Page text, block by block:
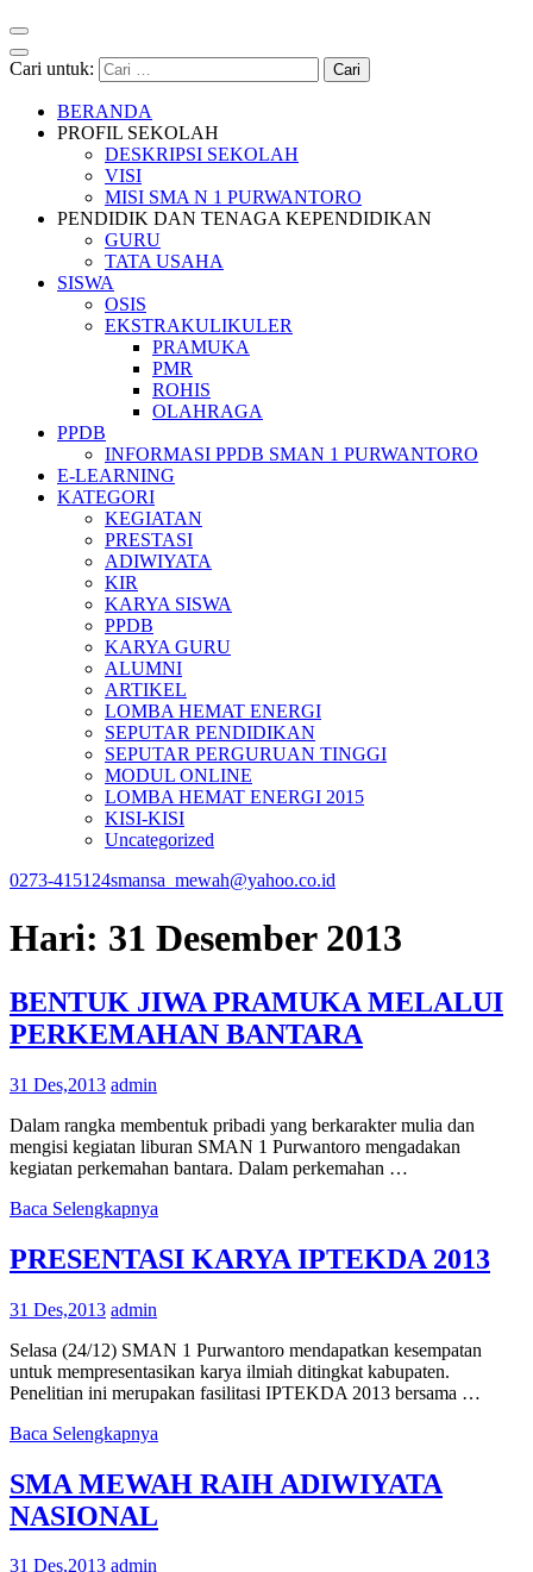
Cari untuk:
BERANDA
PROFIL SEKOLAH
DESKRIPSI SEKOLAH
VISI
MISI SMA N 1 PURWANTORO
PENDIDIK DAN TENAGA KEPENDIDIKAN
GURU
TATA USAHA
SISWA
OSIS
EKSTRAKULIKULER
PRAMUKA
PMR
ROHIS
OLAHRAGA
PPDB
INFORMASI PPDB SMAN 1 PURWANTORO
E-LEARNING
KATEGORI
KEGIATAN
PRESTASI
ADIWIYATA
KIR
KARYA SISWA
PPDB
KARYA GURU
ALUMNI
ARTIKEL
LOMBA HEMAT ENERGI
SEPUTAR PENDIDIKAN
SEPUTAR PERGURUAN TINGGI
MODUL ONLINE
LOMBA HEMAT ENERGI 2015
KISI-KISI
Uncategorized
0273-415124smansa_mewah@yahoo.co.id
Hari: 31 Desember 2013
BENTUK JIWA PRAMUKA MELALUI
PERKEMAHAN BANTARA
31 Des,2013 admin
Dalam rangka membentuk pribadi yang berkarakter mulia dan
mengisi kegiatan liburan SMAN 1 Purwantoro mengadakan
kegiatan perkemahan bantara. Dalam perkemahan …
Baca Selengkapnya
PRESENTASI KARYA IPTEKDA 2013
31 Des,2013 admin
Selasa (24/12) SMAN 1 Purwantoro mendapatkan kesempatan
untuk mempresentasikan karya ilmiah ditingkat kabupaten.
Penelitian ini merupakan fasilitasi IPTEKDA 2013 bersama …
Baca Selengkapnya
SMA MEWAH RAIH ADIWIYATA
NASIONAL
31 Des,2013 admin